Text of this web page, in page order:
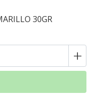
30GR
+